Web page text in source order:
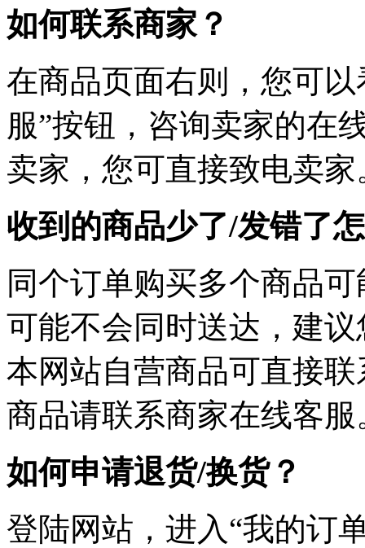
如何联系商家？
在商品页面右则，您可
服”按钮，咨询卖家的在
卖家，您可直接致电卖家
收到的商品少了/发错了
同个订单购买多个商品
可能不会同时送达，建
本网站自营商品可直接
商品请联系商家在线客服
如何申请退货/换货？
登陆网站，进入“我的订